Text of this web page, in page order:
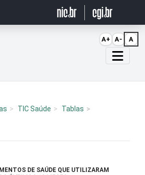
TIC Saúde Tablas
DE SAÚDE QUE UTILIZARAM
A+ A- A